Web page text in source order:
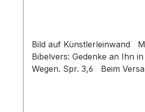
Bild auf Künstlerleinwand Mit dem
Bibelvers: Gedenke an Ihn
Wegen. Spr. 3,6 Beim